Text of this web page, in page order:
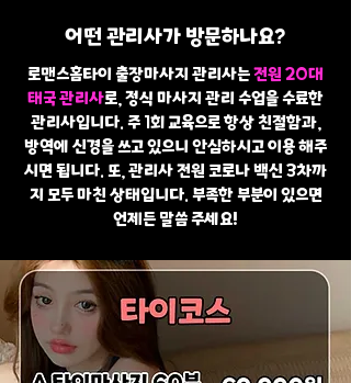
어떤 관리사가 방문하나요?
로맨스홈타이 출장마사지 관리사는전원 20대
태국 관리사로, 정식 마사지 관리 수업을 수료한
관리사입니다. 주 1회 교육으로 항상 친절함과,
방역에 신경을 쓰고 있으니 안심하시고 이용 해주
시면 됩니다. 또, 관리사 전원 코로나 백신 3차까
지 모두 마친 상태입니다. 부족한 부분이 있으면
언제든 말씀 주세요!